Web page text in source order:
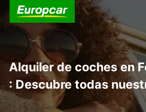
Alquiler de coches en
: Descubre todas